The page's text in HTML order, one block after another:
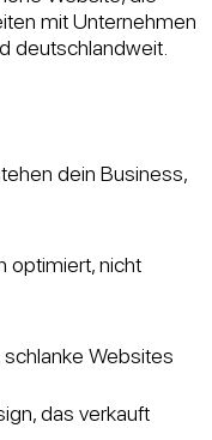
mit Unternehmen
deutschlandweit.
dein Business,
optimiert, nicht
schlanke Websites
das verkauft